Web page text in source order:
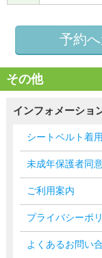
予約
その他
インフォメーショ
シートベルト着
未成年保護者同
ご利用案内
プライバシーポ
よくあるお問い